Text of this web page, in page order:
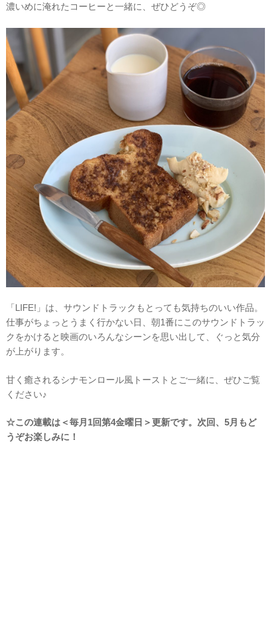
濃いめに淹れたコーヒーと一緒に、ぜひどうぞ◎
「LIFE!」は、サウンドトラックもとっても気持ちのいい作品。
仕事がちょっとうまく行かない日、朝1番にこのサウンドトラッ
クをかけると映画のいろんなシーンを思い出して、ぐっと気分
が上がります。
甘く癒されるシナモンロール風トーストとご一緒に、ぜひご覧
ください♪
☆この連載は＜毎月1回第4金曜日＞更新です。次回、5月もど
うぞお楽しみに！